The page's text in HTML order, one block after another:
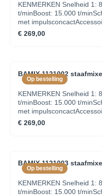
KENMERKEN Snelheid 1:
t/minBoost: 15.000 t/
met
lader, batterijINHOUD
hulpstukken: multimes,
€ 269,00
Op bestelling
BAMIX 1121002
KENMERKEN Snelheid 1:
t/minBoost: 15.000 t/
met
lader, batterijINHOUD
hulpstukken: multimes,
€ 269,00
Op bestelling
BAMIX 1121003
KENMERKEN Snelheid 1:
t/minBoost: 15.000 t/